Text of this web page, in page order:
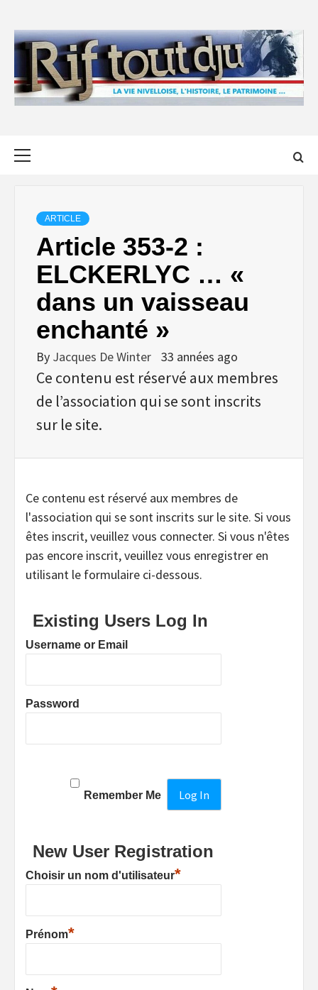
content
ARTICLE
Article 353-2 :
ELCKERLYC … «
dans un vaisseau
enchanté »
By Jacques De Winter 33 années ago
Ce contenu est réservé aux membres
de l’association qui se sont inscrits
sur le site.
Ce contenu est réservé aux membres de
l'association qui se sont inscrits sur le site. Si vous
êtes inscrit, veuillez vous connecter. Si vous n'êtes
pas encore inscrit, veuillez vous enregistrer en
utilisant le formulaire ci-dessous.
Existing Users Log In
Username or Email
Password
Remember Me
New User Registration
Choisir un nom d'utilisateur*
Prénom*